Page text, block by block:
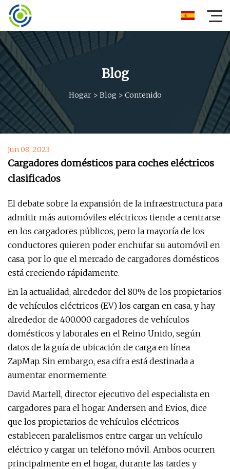
Blog
Hogar> Blog > Contenido
Jun 08, 2023
Cargadores domésticos para coches eléctricos
clasificados
El debate sobre la expansión de la infraestructura para
admitir más automóviles eléctricos tiende a centrarse
en los cargadores públicos, pero la mayoría de los
conductores quieren poder enchufar su automóvil en
casa, por lo que el mercado de cargadores domésticos
está creciendo rápidamente.
En la actualidad, alrededor del 80% de los propietarios
de vehículos eléctricos (EV) los cargan en casa, y hay
alrededor de 400.000 cargadores de vehículos
domésticos y laborales en el Reino Unido, según
datos de la guía de ubicación de carga en línea
ZapMap. Sin embargo, esa cifra está destinada a
aumentar enormemente.
David Martell, director ejecutivo del especialista en
cargadores para el hogar Andersen and Evios, dice
que los propietarios de vehículos eléctricos
establecen paralelismos entre cargar un vehículo
eléctrico y cargar un teléfono móvil. Ambos ocurren
principalmente en el hogar, durante las tardes y